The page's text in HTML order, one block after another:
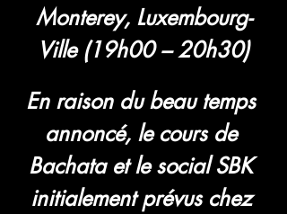
Monterey, Luxembourg-
Ville (19h00 – 20h30)
En raison du beau temps
annoncé, le cours de
Bachata et le social SBK
initialement prévus chez